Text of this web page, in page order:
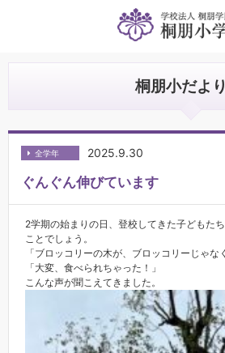
桐朋小だより
2025.9.30
全学年
ぐんぐん伸びています
2学期の始まりの日、登校してきた子どもた
ことでしょう。
「ブロッコリーの木が、ブロッコリーじゃな
「大変、食べられちゃった！」
こんな声が聞こえてきました。